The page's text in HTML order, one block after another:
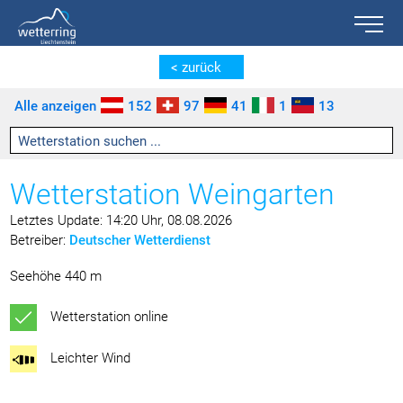
Zum Inhalt springen [AK + 0]
Zum linken senkrechten Seitenmenü springen [AK + 1]
Zum rechten senkrechten Seitenmenü springen [AK + 2]
Zu den Inhalten im Fußbereich springen [AK + 3]
Toggle
< zurück
Alle anzeigen 152 97 41 1 13
Wetterstation Weingarten
Letztes Update: 14:20 Uhr, 08.08.2026
Betreiber: Deutscher Wetterdienst
Seehöhe 440 m
Wetterstation online
Leichter Wind